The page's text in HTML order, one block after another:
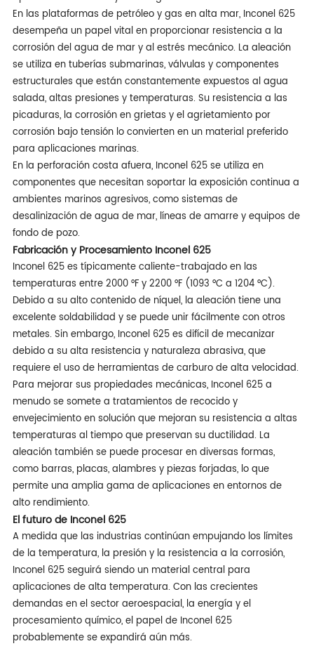
En las plataformas de petróleo y gas en alta mar, Inconel 625
desempeña un papel vital en proporcionar resistencia a la
corrosión del agua de mar y al estrés mecánico. La aleación
se utiliza en tuberías submarinas, válvulas y componentes
estructurales que están constantemente expuestos al agua
salada, altas presiones y temperaturas. Su resistencia a las
picaduras, la corrosión en grietas y el agrietamiento por
corrosión bajo tensión lo convierten en un material preferido
para aplicaciones marinas.
En la perforación costa afuera, Inconel 625 se utiliza en
componentes que necesitan soportar la exposición continua a
ambientes marinos agresivos, como sistemas de
desalinización de agua de mar, líneas de amarre y equipos de
fondo de pozo.
Fabricación y Procesamiento Inconel 625
Inconel 625 es típicamente caliente-trabajado en las
temperaturas entre 2000 °F y 2200 °F (1093 °C a 1204 °C).
Debido a su alto contenido de níquel, la aleación tiene una
excelente soldabilidad y se puede unir fácilmente con otros
metales. Sin embargo, Inconel 625 es difícil de mecanizar
debido a su alta resistencia y naturaleza abrasiva, que
requiere el uso de herramientas de carburo de alta velocidad.
Para mejorar sus propiedades mecánicas, Inconel 625 a
menudo se somete a tratamientos de recocido y
envejecimiento en solución que mejoran su resistencia a altas
temperaturas al tiempo que preservan su ductilidad. La
aleación también se puede procesar en diversas formas,
como barras, placas, alambres y piezas forjadas, lo que
permite una amplia gama de aplicaciones en entornos de
alto rendimiento.
El futuro de Inconel 625
A medida que las industrias continúan empujando los límites
de la temperatura, la presión y la resistencia a la corrosión,
Inconel 625 seguirá siendo un material central para
aplicaciones de alta temperatura. Con las crecientes
demandas en el sector aeroespacial, la energía y el
procesamiento químico, el papel de Inconel 625
probablemente se expandirá aún más.